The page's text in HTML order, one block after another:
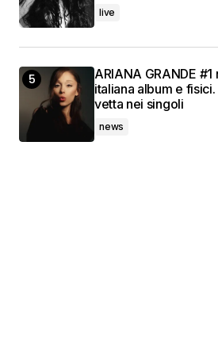
live
ARIANA GRANDE
italiana album e
vetta nei singoli
news